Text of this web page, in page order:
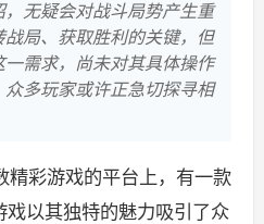
无疑会对战斗局势产生重
战局、获取胜利的关键，但
一需求，尚未对其具体操作
众多玩家或许正急切探寻相
精彩游戏的平台上，有一款
戏以其独特的魅力吸引了众